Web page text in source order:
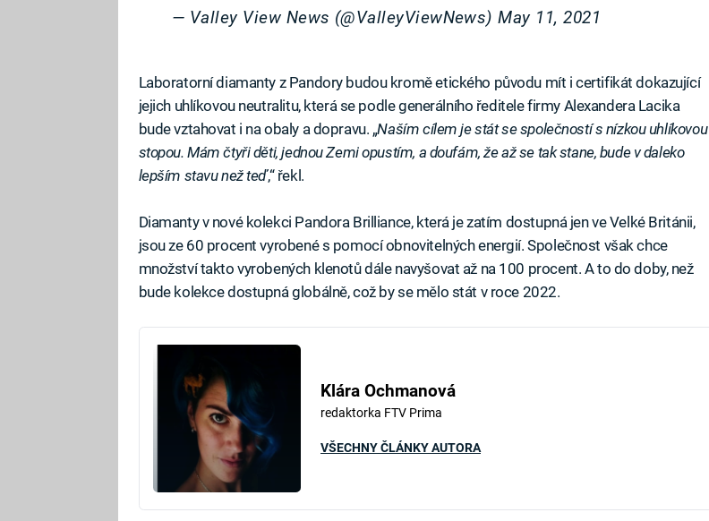
— Valley View News (@ValleyViewNews)May 11, 2021
Laboratorní diamanty z Pandory budou kromě etického původu mít i certifikát dokazující
jejich uhlíkovou neutralitu, která se podle generálního ředitele firmy Alexandera Lacika
bude vztahovat i na obaly a dopravu. „Naším cílem je stát se společností s nízkou uhlíkovou
stopou. Mám čtyři děti, jednou Zemi opustím, a doufám, že až se tak stane, bude v daleko
lepším stavu než teď,“ řekl.
Diamanty v nové kolekci Pandora Brilliance, která je zatím dostupná jen ve Velké Británii,
jsou ze 60 procent vyrobené s pomocí obnovitelných energií. Společnost však chce
množství takto vyrobených klenotů dále navyšovat až na 100 procent. A to do doby, než
bude kolekce dostupná globálně, což by se mělo stát v roce 2022.
Klára Ochmanová
redaktorka FTV Prima
VŠECHNY ČLÁNKY AUTORA